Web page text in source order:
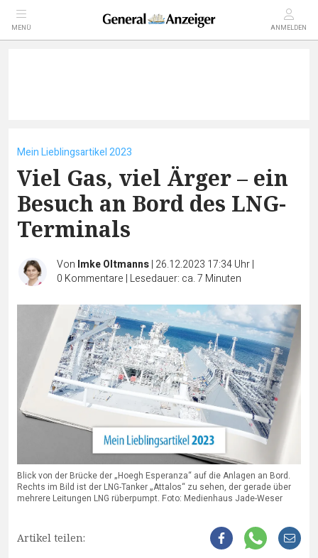
MENÜ ANMELDEN
Mein Lieblingsartikel 2023
Viel Gas, viel Ärger – ein
Besuch an Bord des LNG-
Terminals
Von Imke Oltmanns| 26.12.2023 17:34 Uhr|
0 Kommentare | Lesedauer: ca. 7 Minuten
Blick von der Brücke der „Hoegh Esperanza“ auf die Anlagen an Bord.
Rechts im Bild ist der LNG-Tanker „Attalos“ zu sehen, der gerade über
mehrere Leitungen LNG rüberpumpt. Foto: Medienhaus Jade-Weser
Artikel teilen: